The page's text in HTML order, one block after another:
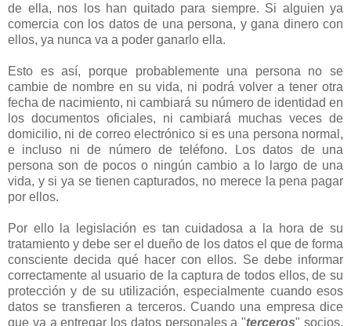
de ella, nos los han quitado para siempre. Si alguien ya
comercia con los datos de una persona, y gana dinero con
ellos, ya nunca va a poder ganarlo ella.
Esto es así, porque probablemente una persona no se
cambie de nombre en su vida, ni podrá volver a tener otra
fecha de nacimiento, ni cambiará su número de identidad en
los documentos oficiales, ni cambiará muchas veces de
domicilio, ni de correo electrónico si es una persona normal,
e incluso ni de número de teléfono. Los datos de una
persona son de pocos o ningún cambio a lo largo de una
vida, y si ya se tienen capturados, no merece la pena pagar
por ellos.
Por ello la legislación es tan cuidadosa a la hora de su
tratamiento y debe ser el dueño de los datos el que de forma
consciente decida qué hacer con ellos. Se debe informar
correctamente al usuario de la captura de todos ellos, de su
protección y de su utilización, especialmente cuando esos
datos se transfieren a terceros. Cuando una empresa dice
que va a entregar los datos personales a "terceros" socios,